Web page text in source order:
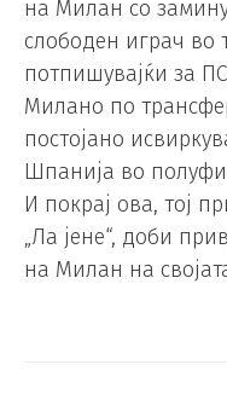
на Милан со
слободен играч во
потпишувајќи за
Милано по
постојано
Шпанија во
И покрај ова, тој
„Ла јене“, доби
на Милан на